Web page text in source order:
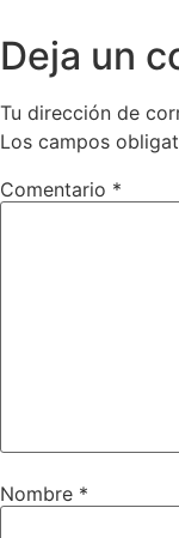
Deja un
Tu dirección de
Los campos
Comentario *
Nombre *